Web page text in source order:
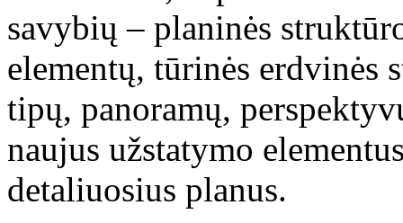
savybių – planinės
elementų, tūrinės erdvinės
tipų, panoramų,
naujus užstatymo
detaliuosius planus.